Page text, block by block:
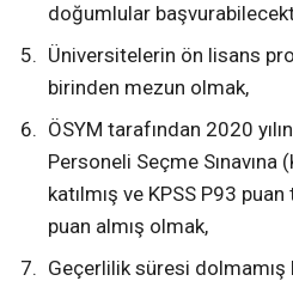
doğumlular
Üniversitelerin ön lisans
birinden mezun olmak,
ÖSYM tarafından 2020
Personeli Seçme Sınavına
katılmış ve KPSS P93
puan almış olmak,
Geçerlilik süresi dolmamış